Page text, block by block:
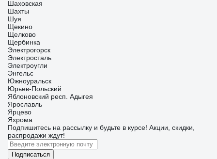
Шаховская
Шахты
Шуя
Щекино
Щелково
Щербинка
Электрогорск
Электросталь
Электроугли
Энгельс
Южноуральск
Юрьев-Польский
Яблоновский респ. Адыгея
Ярославль
Ярцево
Яхрома
Подпишитесь на рассылку и будьте в курсе! Акции, скидки,
распродажи ждут!
Подписаться